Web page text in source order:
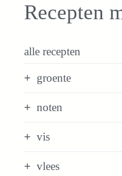
Recepten
alle recepten
groente
noten
vis
vlees